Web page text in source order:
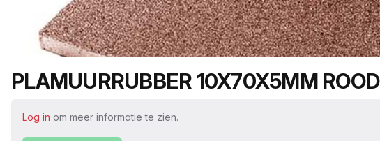
Productnaam
PLAMUURRUBBER 10X70X5MM ROOD
Log in om meer informatie te zien.